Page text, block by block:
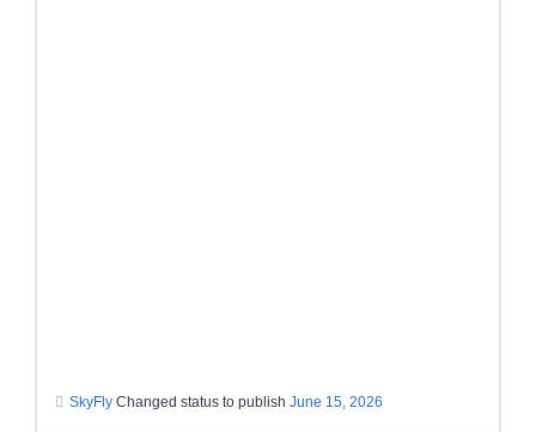
SkyFly Changed status to publish June 15, 2026